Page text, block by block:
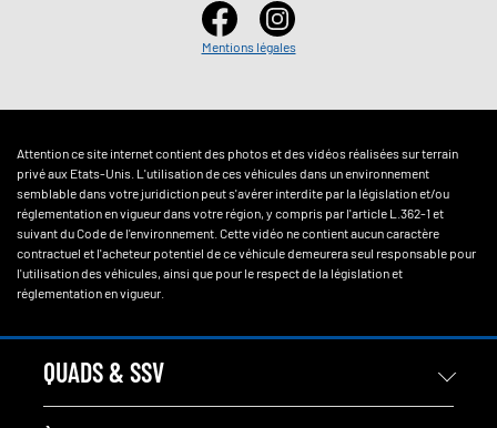
Mentions légales
Attention ce site internet contient des photos et des vidéos réalisées sur terrain
privé aux Etats-Unis. L'utilisation de ces véhicules dans un environnement
semblable dans votre juridiction peut s'avérer interdite par la législation et/ou
réglementation en vigueur dans votre région, y compris par l'article L.362-1 et
suivant du Code de l'environnement. Cette vidéo ne contient aucun caractère
contractuel et l'acheteur potentiel de ce véhicule demeurera seul responsable pour
l'utilisation des véhicules, ainsi que pour le respect de la législation et
réglementation en vigueur.
QUADS & SSV